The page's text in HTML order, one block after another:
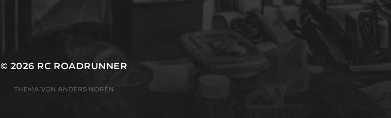
© 2026 RC ROADRUNNER
THEMA VON ANDERS NORÉN